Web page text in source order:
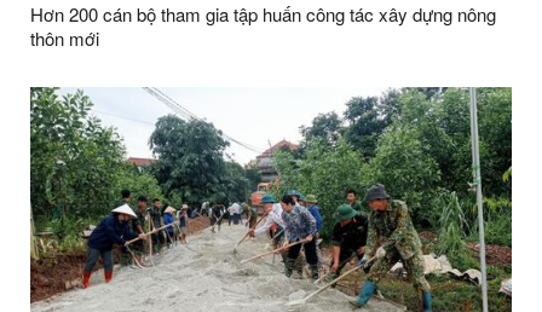
Hơn 200 cán bộ tham gia tập huấn công tác xây dựng nông
thôn mới